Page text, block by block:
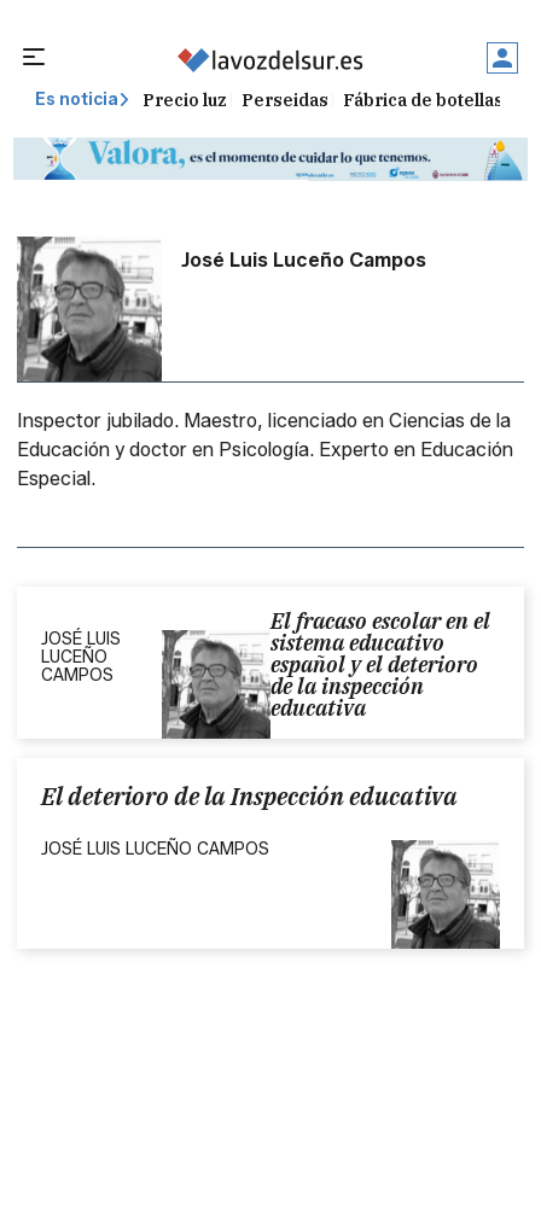
Es noticia Precio luz Perseidas Fábrica de botellas
José Luis Luceño Campos
Inspector jubilado. Maestro, licenciado en Ciencias de la
Educación y doctor en Psicología. Experto en Educación
Especial.
El fracaso escolar en el
sistema educativo
español y el deterioro
de la inspección
educativa
JOSÉ LUIS
LUCEÑO
CAMPOS
El deterioro de la Inspección educativa
JOSÉ LUIS LUCEÑO CAMPOS